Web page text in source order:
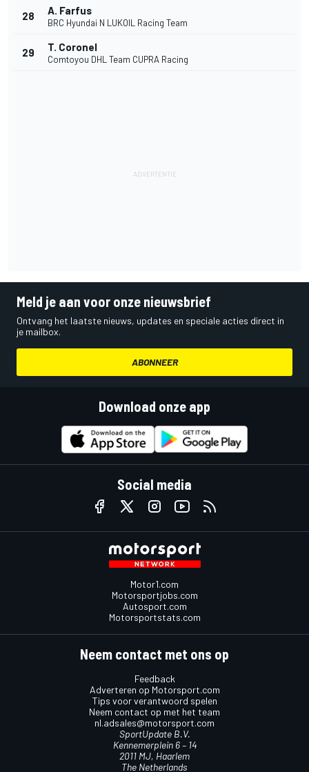
28 A. Farfus
BRC Hyundai N LUKOIL Racing Team
29 T. Coronel
Comtoyou DHL Team CUPRA Racing
Meld je aan voor onze nieuwsbrief
Ontvang het laatste nieuws, updates en speciale acties direct in
je mailbox.
ABONNEER
Download onze app
Social media
Motor1.com
Motorsportjobs.com
Autosport.com
Motorsportstats.com
Neem contact met ons op
Feedback
Adverteren op Motorsport.com
Tips voor verantwoord spelen
Neem contact op met het team
nl.adsales@motorsport.com
SportUpdate B.V.
Kennemerplein 6 – 14
2011 MJ, Haarlem
The Netherlands